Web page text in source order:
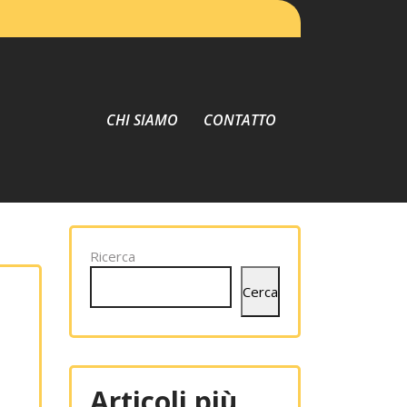
CHI SIAMO CONTATTO
Ricerca
Cerca